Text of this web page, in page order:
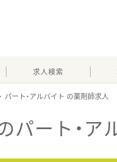
求人検索
パート・アルバイト
パート・ア